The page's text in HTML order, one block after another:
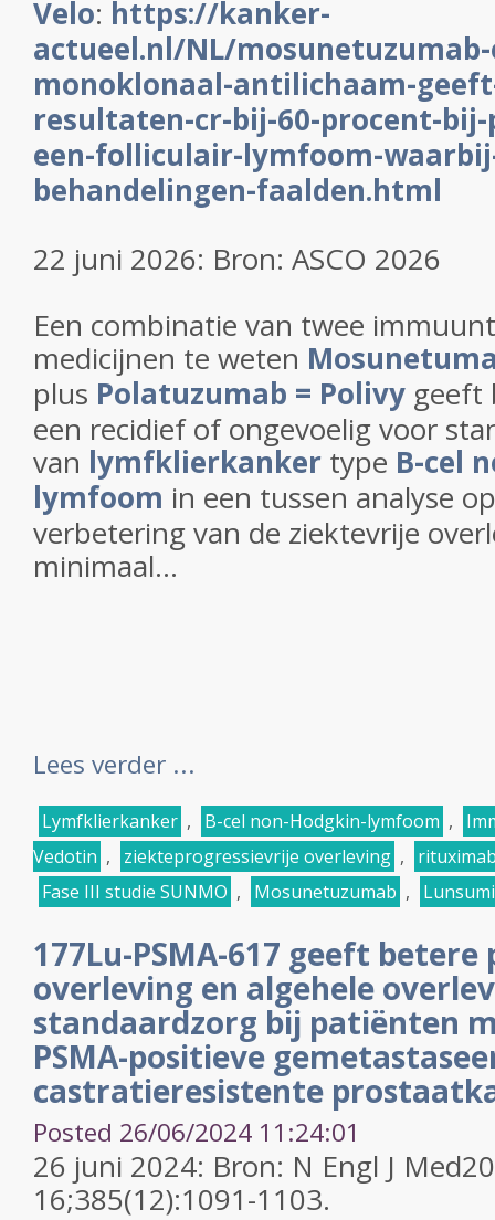
Velo: https://kanker-
actueel.nl/NL/
monoklonaal-antilichaam-
resultaten-cr-bij-60-procent-
een-folliculair-lymfoom-
behandelingen-faalden.html
22 juni 2026: Bron: ASCO 2026
Een combinatie van twee
medicijnen te weten
plus Polatuzumab = Polivy geeft
een recidief of ongevoelig voor
van lymfklierkanker type B-cel
lymfoom in een tussen analyse
verbetering van de ziektevrije
minimaal...
Lees verder ...
Lymfklierkanker , B-cel non-Hodgkin-lymfoom ,
Vedotin , ziekteprogressievrije overleving ,
Fase III studie SUNMO , Mosunetuzumab ,
177Lu-PSMA-617 geeft
overleving en algehele
standaardzorg bij patiënten
PSMA-positieve
castratieresistente
Posted 26/06/2024 11:24:01
26 juni 2024: Bron: N Engl J
16;385(12):1091-1103.